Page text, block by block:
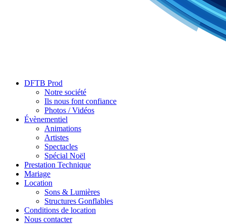
DFTB Prod
Notre société
Ils nous font confiance
Photos / Vidéos
Évènementiel
Animations
Artistes
Spectacles
Spécial Noël
Prestation Technique
Mariage
Location
Sons & Lumières
Structures Gonflables
Conditions de location
Nous contacter